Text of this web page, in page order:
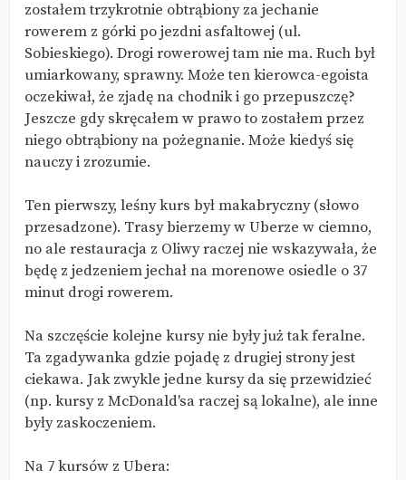
zostałem trzykrotnie obtrąbiony za jechanie
rowerem z górki po jezdni asfaltowej (ul.
Sobieskiego). Drogi rowerowej tam nie ma. Ruch był
umiarkowany, sprawny. Może ten kierowca-egoista
oczekiwał, że zjadę na chodnik i go przepuszczę?
Jeszcze gdy skręcałem w prawo to zostałem przez
niego obtrąbiony na pożegnanie. Może kiedyś się
nauczy i zrozumie.
Ten pierwszy, leśny kurs był makabryczny (słowo
przesadzone). Trasy bierzemy w Uberze w ciemno,
no ale restauracja z Oliwy raczej nie wskazywała, że
będę z jedzeniem jechał na morenowe osiedle o 37
minut drogi rowerem.
Na szczęście kolejne kursy nie były już tak feralne.
Ta zgadywanka gdzie pojadę z drugiej strony jest
ciekawa. Jak zwykle jedne kursy da się przewidzieć
(np. kursy z McDonald'sa raczej są lokalne), ale inne
były zaskoczeniem.
Na 7 kursów z Ubera: